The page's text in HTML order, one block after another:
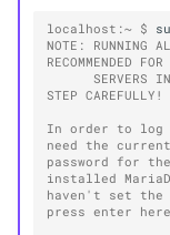
localhost:~ $
NOTE: RUNNING
RECOMMENDED
SERVERS
STEP CAREFULLY!
In order to log
need the current
password for
installed
haven't set the
press enter